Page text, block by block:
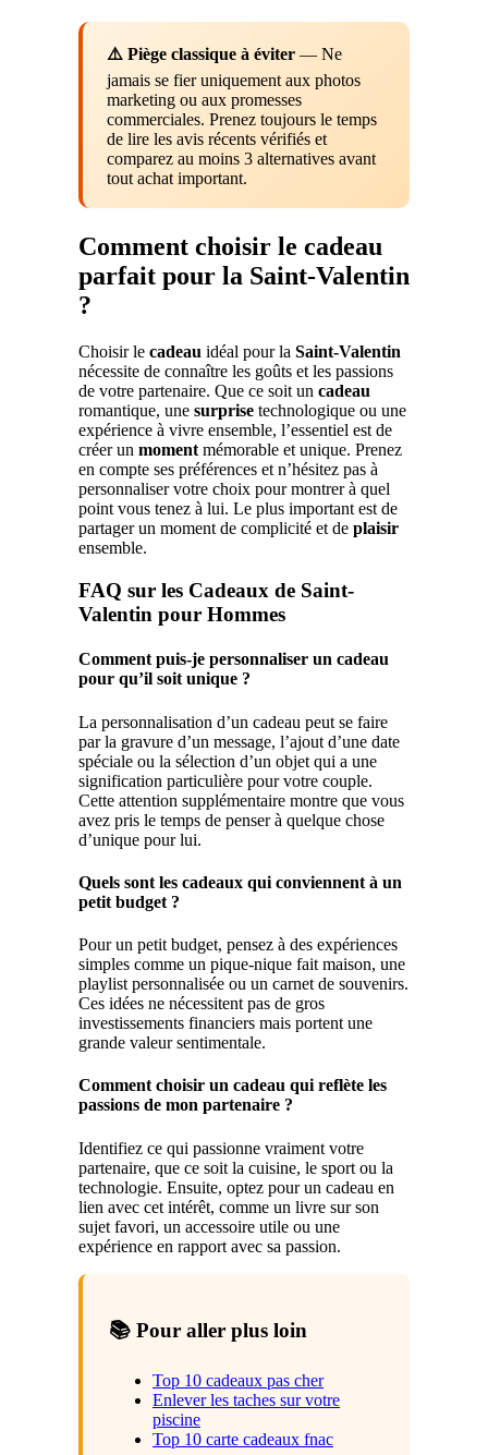
⚠️ Piège classique à éviter — Ne
jamais se fier uniquement aux photos
marketing ou aux promesses
commerciales. Prenez toujours le temps
de lire les avis récents vérifiés et
comparez au moins 3 alternatives avant
tout achat important.
Comment choisir le cadeau
parfait pour la Saint-Valentin
?
Choisir le cadeau idéal pour la Saint-Valentin
nécessite de connaître les goûts et les passions
de votre partenaire. Que ce soit un cadeau
romantique, une surprise technologique ou une
expérience à vivre ensemble, l’essentiel est de
créer un moment mémorable et unique. Prenez
en compte ses préférences et n’hésitez pas à
personnaliser votre choix pour montrer à quel
point vous tenez à lui. Le plus important est de
partager un moment de complicité et de plaisir
ensemble.
FAQ sur les Cadeaux de Saint-
Valentin pour Hommes
Comment puis-je personnaliser un cadeau
pour qu’il soit unique ?
La personnalisation d’un cadeau peut se faire
par la gravure d’un message, l’ajout d’une date
spéciale ou la sélection d’un objet qui a une
signification particulière pour votre couple.
Cette attention supplémentaire montre que vous
avez pris le temps de penser à quelque chose
d’unique pour lui.
Quels sont les cadeaux qui conviennent à un
petit budget ?
Pour un petit budget, pensez à des expériences
simples comme un pique-nique fait maison, une
playlist personnalisée ou un carnet de souvenirs.
Ces idées ne nécessitent pas de gros
investissements financiers mais portent une
grande valeur sentimentale.
Comment choisir un cadeau qui reflète les
passions de mon partenaire ?
Identifiez ce qui passionne vraiment votre
partenaire, que ce soit la cuisine, le sport ou la
technologie. Ensuite, optez pour un cadeau en
lien avec cet intérêt, comme un livre sur son
sujet favori, un accessoire utile ou une
expérience en rapport avec sa passion.
📚 Pour aller plus loin
Top 10 cadeaux pas cher
Enlever les taches sur votre
piscine
Top 10 carte cadeaux fnac